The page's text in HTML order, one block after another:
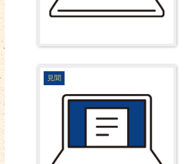
見聞